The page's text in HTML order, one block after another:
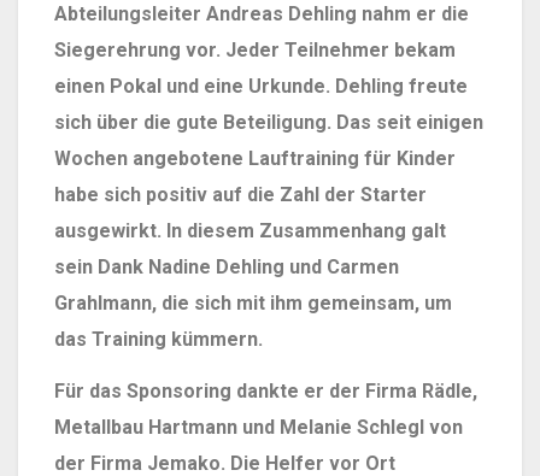
Abteilungsleiter Andreas Dehling nahm er die
Siegerehrung vor. Jeder Teilnehmer bekam
einen Pokal und eine Urkunde. Dehling freute
sich über die gute Beteiligung. Das seit einigen
Wochen angebotene Lauftraining für Kinder
habe sich positiv auf die Zahl der Starter
ausgewirkt. In diesem Zusammenhang galt
sein Dank Nadine Dehling und Carmen
Grahlmann, die sich mit ihm gemeinsam, um
das Training kümmern.
Für das Sponsoring dankte er der Firma Rädle,
Metallbau Hartmann und Melanie Schlegl von
der Firma Jemako. Die Helfer vor Ort